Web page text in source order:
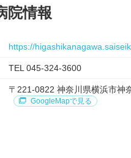
院情報
https://
TEL 045-324-3600
〒221-0822 神奈川県横浜市神
GoogleMapで見る